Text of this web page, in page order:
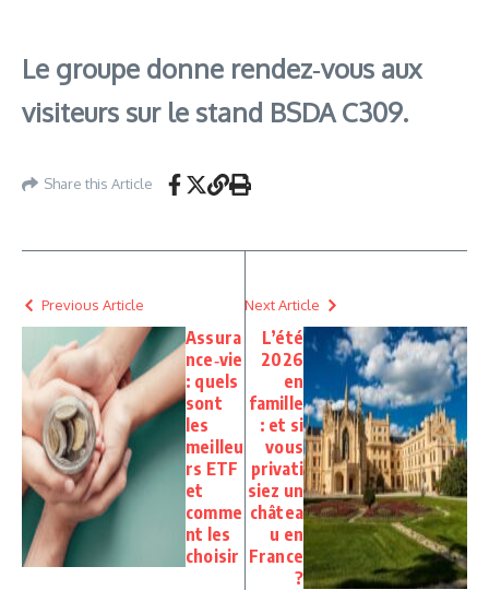
Le groupe donne rendez‑vous aux
visiteurs sur le stand BSDA C309.
Share this Article
Previous Article
Assura
nce‑vie
: quels
sont
les
meilleu
rs ETF
et
comme
nt les
choisir
Next Article
L’été
2026
en
famille
: et si
vous
privati
siez un
châtea
u en
France
?